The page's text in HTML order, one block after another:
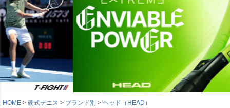
HOME 硬式テニス ブランド別
ヘッド（HEAD）